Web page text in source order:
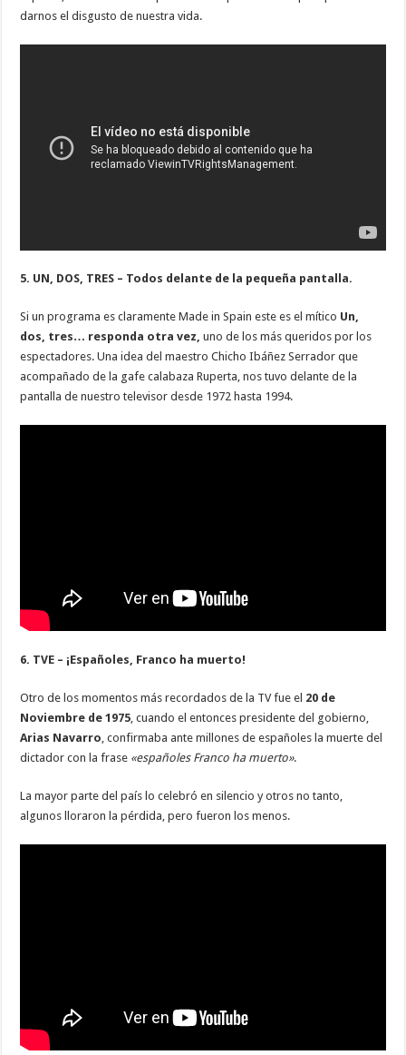
darnos el disgusto de nuestra vida.
5. UN, DOS, TRES – Todos delante de la pequeña pantalla.
Si un programa es claramente Made in Spain este es el mítico Un,
dos, tres… responda otra vez, uno de los más queridos por los
espectadores. Una idea del maestro Chicho Ibáñez Serrador que
acompañado de la gafe calabaza Ruperta, nos tuvo delante de la
pantalla de nuestro televisor desde 1972 hasta 1994.
6. TVE – ¡Españoles, Franco ha muerto!
Otro de los momentos más recordados de la TV fue el 20 de
Noviembre de 1975 , cuando el entonces presidente del gobierno,
Arias Navarro , confirmaba ante millones de españoles la muerte del
dictador con la frase «españoles Franco ha muerto».
La mayor parte del país lo celebró en silencio y otros no tanto,
algunos lloraron la pérdida, pero fueron los menos.